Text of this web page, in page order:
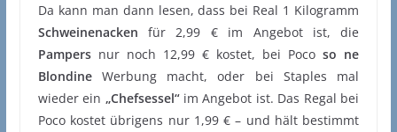
Da kann man dann lesen, dass bei Real 1 Kilogramm
Schweinenacken für 2,99 € im Angebot ist, die
Pampersnur noch 12,99 € kostet, bei Pocoso ne
BlondineWerbung macht, oder bei Staples mal
wieder ein „Chefsessel“im Angebot ist. Das Regal bei
Poco kostet übrigens nur 1,99 € – und hält bestimmt